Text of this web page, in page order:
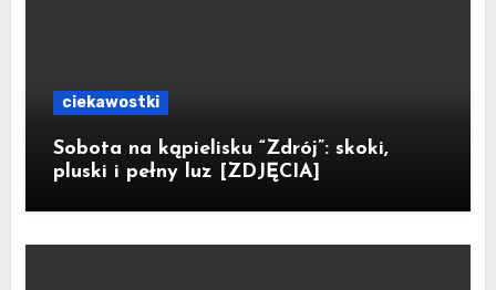
ciekawostki
Sobota na kąpielisku “Zdrój”: skoki,
pluski i pełny luz [ZDJĘCIA]